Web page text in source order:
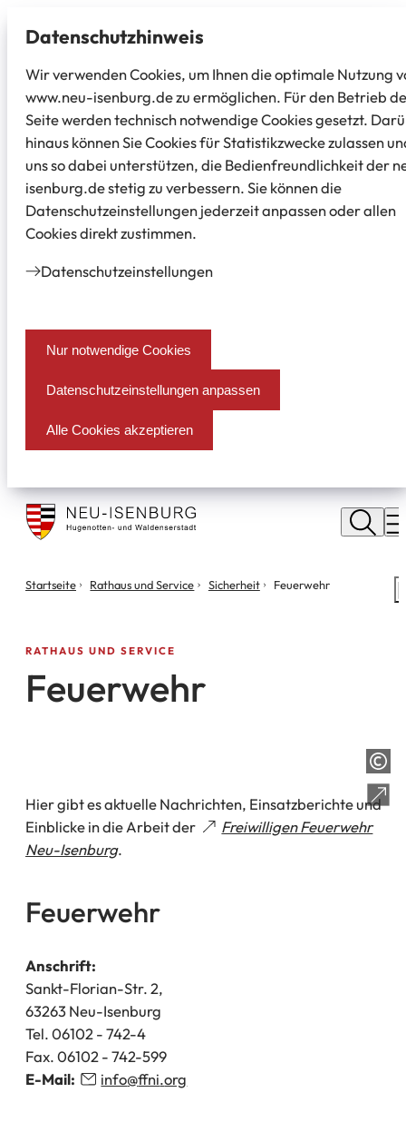
Datenschutz­hinweis
Wir verwenden Cookies, um Ihnen die optimale Nutzung
www.neu-isenburg.de zu ermöglichen. Für den Betrieb
Seite werden technisch notwendige Cookies gesetzt.
hinaus können Sie Cookies für Statistikzwecke zulassen
uns so dabei unterstützen, die Bedienfreundlichkeit der
isenburg.de stetig zu verbessern. Sie können die
Datenschutzeinstellungen jederzeit anpassen oder allen
Cookies direkt zustimmen.
Datenschutz­einstellungen
Nur notwendige Cookies
Datenschutzeinstellungen anpassen
Alle Cookies akzeptieren
Stadt
Neu
Isenburg
SieStartseite Rathaus und Service Sicherheit Feuerwehr
RATHAUS UND SERVICE
Feuerwehr
Hier gibt esaktuelle Nachrichten, Einsatzberichte und
Einblicke in die Arbeit der
Freiwilligen Feuerwehr
Neu-Isenburg
(Öffnet
neuen
.
Feuerwehr
Anschrift:
Sankt-Florian-Str. 2,
63263 Neu-Isenburg
Tel. 06102 - 742-4
Fax. 06102 - 742-599
E-Mail:
info ffni org